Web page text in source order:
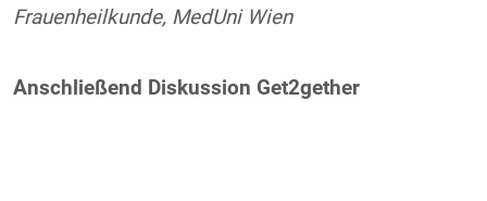
Frauenheilkunde, MedUni Wien
Anschließend Diskussion Get2gether